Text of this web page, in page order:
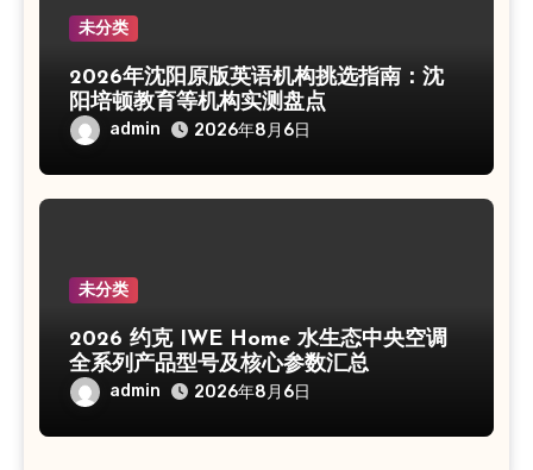
未分类
2026年沈阳原版英语机构挑选指南：沈
阳培顿教育等机构实测盘点
admin 2026年8月6日
未分类
2026 约克 IWE Home 水生态中央空调
全系列产品型号及核心参数汇总
admin 2026年8月6日